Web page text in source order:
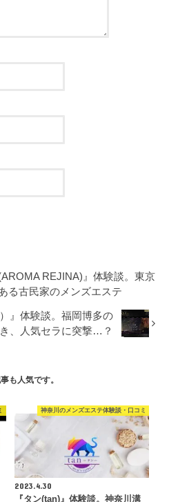
REJINA)』体験談。東京
る古民家のメンズエステ
』体験談。福岡博多の
、人気セラに突撃…？
も人気です。
神奈川のメンズエステ体験談・口コミ
2023.4.30
『タン(tan)』体験談。神奈川溝